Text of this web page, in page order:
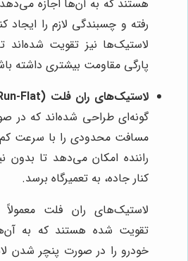
هستند که به آن‌ها اجازه
رفته و چسبندگی لازم را ایجاد
لاستیک‌ها نیز تقویت شده‌اند
پارگی مقاومت بیشتری داشته
لاستیک‌های ران فلت (Run-Flat):
گونه‌ای طراحی شده‌اند که در
مسافت محدودی را با سرعت کم
راننده امکان می‌دهد تا بدون
کنار جاده، به تعمیرگاه برسد.
لاستیک‌های ران فلت معمولاً
تقویت شده هستند که به
خودرو را در صورت پنچر شدن